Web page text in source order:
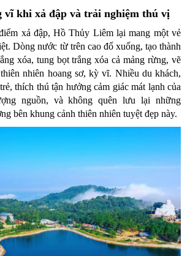
vĩ khi xả đập và trải nghiệm thú vị
xả đập, Hồ Thủy Liêm lại mang một vẻ
Dòng nước từ trên cao đổ xuống, tạo thành
xóa, tung bọt trắng xóa cả mảng rừng, vẽ
nhiên hoang sơ, kỳ vĩ. Nhiều du khách,
thích thú tận hưởng cảm giác mát lạnh của
nguồn, và không quên lưu lại những
bên khung cảnh thiên nhiên tuyệt đẹp này.